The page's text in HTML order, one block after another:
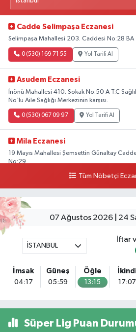
Cadde Selimpaşa Eczanesi
Selimpaşa Mahallesi 203. Caddesi No:28 BA
0 (530) 169 71 55 Yol Tarifi Al
Asudem Eczanesi
İnönü Mahallesi 410. Sokak No:50 A T.C
No'lu Aile Sağlığı Merkezinin karşısı.
0 (530) 067 09 97 Yol Tarifi Al
Mila Eczanesi
19 Mayıs Mahallesi Şemsettin Günaltay
No:29
Yol Tarifi Al
Kasımpaşa Eczanesi
Yahya Kahya Mahallesi Kasımpaşa Bostanı
Satan Dükkanların Olduğu Caddede
0 (212) 253 77 44
3.İstanbul Eczanesi
Başakşehir Mahallesi Gazi Mustafa Kemal
0 (212) 813 66 13 Yol Tarifi Al
Tüm Nöbetçi
07 Ağustos 2026 | 24
İSTANBUL
İftar
İmsak
04:17
Güneş
05:59
Öğle
13:15
17:07
Süper Lig Puan